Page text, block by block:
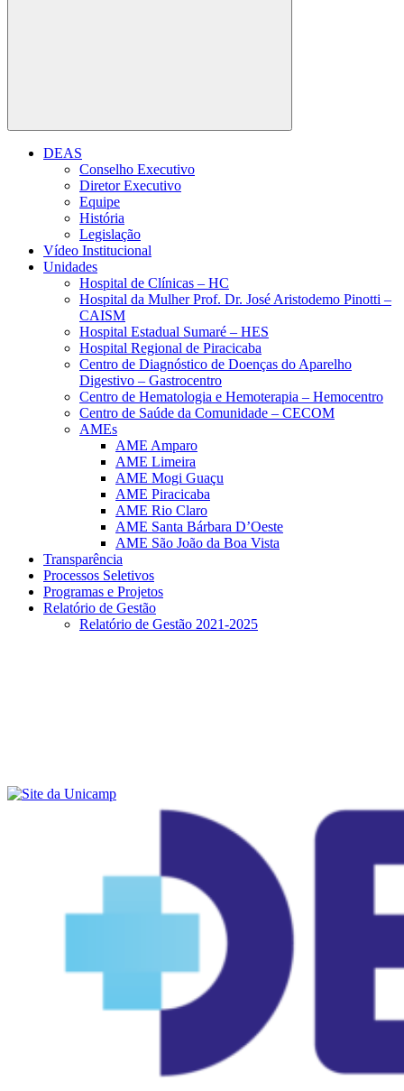
Buscar
DEAS
Conselho Executivo
Diretor Executivo
Equipe
História
Legislação
Vídeo Institucional
Unidades
Hospital de Clínicas – HC
Hospital da Mulher Prof. Dr. José Aristodemo Pinotti –
CAISM
Hospital Estadual Sumaré – HES
Hospital Regional de Piracicaba
Centro de Diagnóstico de Doenças do Aparelho
Digestivo – Gastrocentro
Centro de Hematologia e Hemoterapia – Hemocentro
Centro de Saúde da Comunidade – CECOM
AMEs
AME Amparo
AME Limeira
AME Mogi Guaçu
AME Piracicaba
AME Rio Claro
AME Santa Bárbara D’Oeste
AME São João da Boa Vista
Transparência
Processos Seletivos
Programas e Projetos
Relatório de Gestão
Relatório de Gestão 2021-2025